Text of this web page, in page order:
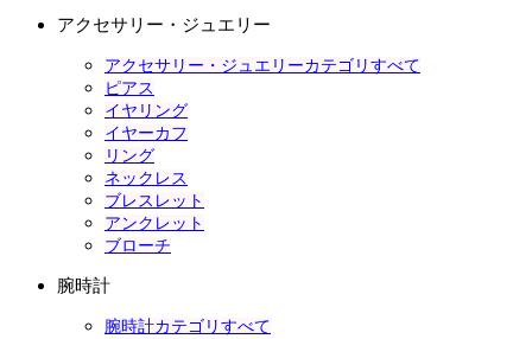
アクセサリー・ジュエリー
アクセサリー・ジュエリーカテゴリすべて
ピアス
イヤリング
イヤーカフ
リング
ネックレス
ブレスレット
アンクレット
ブローチ
腕時計
腕時計カテゴリすべて